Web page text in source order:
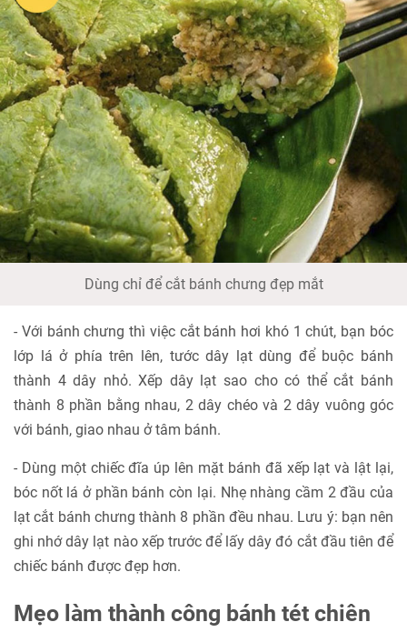
Dùng chỉ để cắt bánh chưng đẹp mắt
- Với bánh chưng thì việc cắt bánh hơi khó 1 chút, bạn bóc
lớp lá ở phía trên lên, tước dây lạt dùng để buộc bánh
thành 4 dây nhỏ. Xếp dây lạt sao cho có thể cắt bánh
thành 8 phần bằng nhau, 2 dây chéo và 2 dây vuông góc
với bánh, giao nhau ở tâm bánh.
- Dùng một chiếc đĩa úp lên mặt bánh đã xếp lạt và lật lại,
bóc nốt lá ở phần bánh còn lại. Nhẹ nhàng cầm 2 đầu của
lạt cắt bánh chưng thành 8 phần đều nhau. Lưu ý: bạn nên
ghi nhớ dây lạt nào xếp trước để lấy dây đó cắt đầu tiên để
chiếc bánh được đẹp hơn.
Mẹo làm thành công bánh tét chiên